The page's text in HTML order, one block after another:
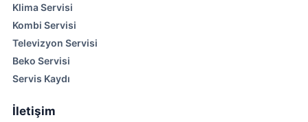
Klima Servisi
Kombi Servisi
Televizyon Servisi
Beko Servisi
Servis Kaydı
İletişim